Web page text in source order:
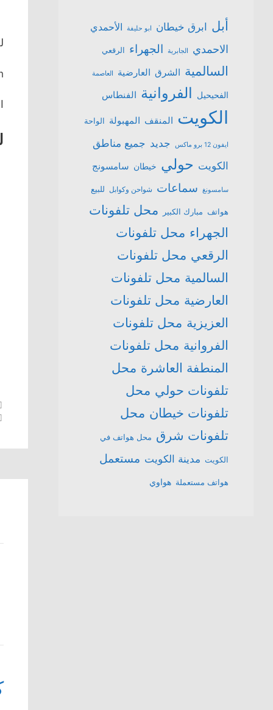
أبل ابرق خيطان ابو حليفة الأحمدي
الاحمدي الجابرية الجهراء الرقعي
السالمية الشرق العارضية العاصمة
الفحيحيل الفروانية الفنطاس
الكويت المنقف المهبولة الواحة
ايفون 12 برو ماكس جديد جميع مناطق
الكويت حولي خيطان سامسونج
سامسونغ سماعات شواحن وكوابل للبيع
هواتف مبارك الكبير
محل تلفونات
الجهراء محل تلفونات
الرقعي محل تلفونات
السالمية محل تلفونات
العارضية محل تلفونات
العزيزية محل تلفونات
الفروانية محل تلفونات
المنطفة العاشرة محل
تلفونات حولي محل
تلفونات خيطان محل
تلفونات شرق محل هواتف في
الكويت مدينة الكويت مستعمل
هواتف مستعملة هواوي